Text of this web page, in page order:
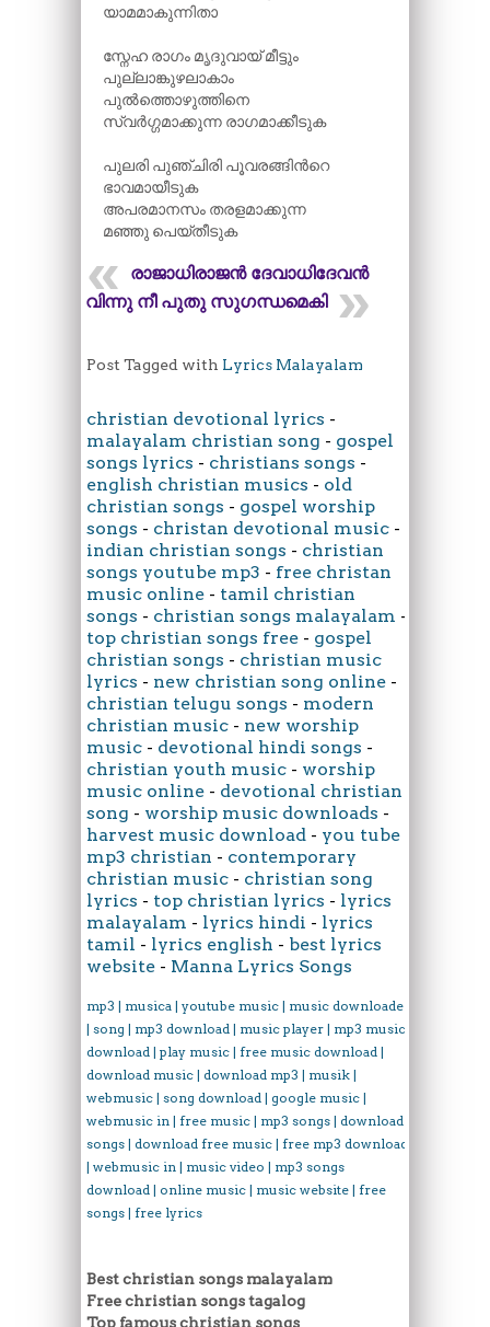
യാമമാകുന്നിതാ
സ്നേഹ രാഗം മൃദുവായ് മീട്ടും
പുല്ലാങ്കുഴലാകാം
പുൽത്തൊഴുത്തിനെ
സ്വർഗ്ഗമാക്കുന്ന രാഗമാക്കീടുക
പുലരി പുഞ്ചിരി പൂവരങ്ങിന്‍റെ
ഭാവമായീടുക
അപരമാനസം തരളമാക്കുന്ന
മഞ്ഞു പെയ്തീടുക
രാജാധിരാജൻ ദേവാധിദേവൻ
പൂവിന്നു നീ പുതു സുഗന്ധമെകി
Post Tagged with Lyrics Malayalam
christian devotional lyrics -
malayalam christian song - gospel
songs lyrics - christians songs -
english christian musics - old
christian songs - gospel worship
songs - christan devotional music -
indian christian songs - christian
songs youtube mp3 - free christan
music online - tamil christian
songs - christian songs malayalam -
top christian songs free - gospel
christian songs - christian music
lyrics - new christian song online -
christian telugu songs - modern
christian music - new worship
music - devotional hindi songs -
christian youth music - worship
music online - devotional christian
song - worship music downloads -
harvest music download - you tube
mp3 christian - contemporary
christian music - christian song
lyrics - top christian lyrics - lyrics
malayalam - lyrics hindi - lyrics
tamil - lyrics english - best lyrics
website - Manna Lyrics Songs
mp3 | musica | youtube music | music downloader
| song | mp3 download | music player | mp3 music
download | play music | free music download |
download music | download mp3 | musik |
webmusic | song download | google music |
webmusic in | free music | mp3 songs | download
songs | download free music | free mp3 download
| webmusic in | music video | mp3 songs
download | online music | music website | free
songs | free lyrics
Best christian songs malayalam
Free christian songs tagalog
Top famous christian songs